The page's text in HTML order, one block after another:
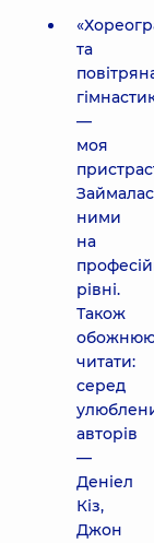
та
—
моя
ними
на
рівні.
Також
читати:
серед
авторів
—
Деніел
Кіз,
Джон